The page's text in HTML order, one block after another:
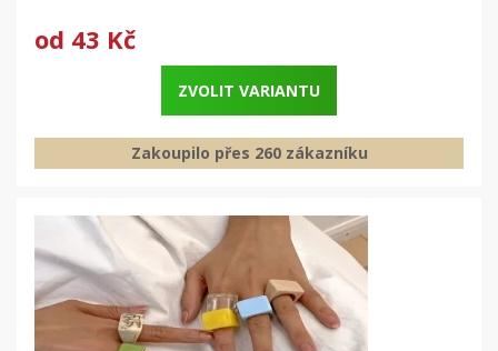
od 43 Kč
ZVOLIT VARIANTU
Zakoupilo přes 260 zákazníku